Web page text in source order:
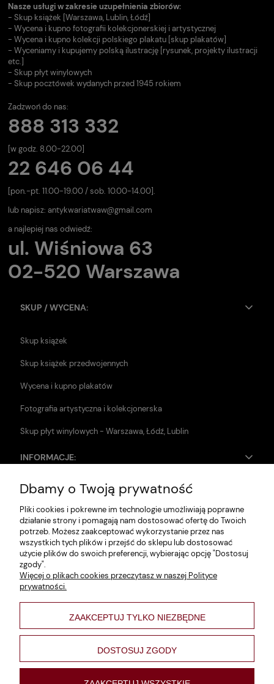
Nasze usługi w zakresie uzupełnienia zbiorów:
- Skup książek [Warszawa, Lublin, Łódź]
- Wycena i kupno fotografii kolekcjonerskiej i artystycznej
- Wycena i kupno kolekcji polskiego plakatu [skup plakatów]
- Wyceniamy i kupujemy polską ilustrację [rysunek, projekty ilustracji
etc.]
- Skup płyt winylowych
- Skup pocztówek wydanych przed 1945 rokiem
Zadzwoń do nas:
888 313 332
[w godz. 8.00-22.00]
22 646 06 44
[pon.-pt. 11.00-19.00 / sob. 10.00-14.00].
lub napisz: antykwariatwaw@gmail.com
a najlepiej nas odwiedź:
ul. Wiśniowa 63
02-520 Warszawa
SKUP / WYCENA:
Skup książek
Skup książek przedwojennych
Wycena i kupno plakatów
Fotografia artystyczna i kolekcjonerska
Skup płyt winylowych - Warszawa, Łódź, Lublin
INFORMACJE:
Zwroty i reklamacje
Dane firmy
Jak szukać?
Polityka prywatności
Regulamin
Poltyka cookies
varsaviana
Nowości
Dbamy o Twoją prywatność
Pliki cookies i pokrewne im technologie umożliwiają poprawne
działanie strony i pomagają nam dostosować ofertę do Twoich
potrzeb. Możesz zaakceptować wykorzystanie przez nas
wszystkich tych plików i przejść do sklepu lub dostosować
użycie plików do swoich preferencji, wybierając opcję "Dostosuj
zgody".
Więcej o plikach cookies przeczytasz w naszej Polityce
prywatności.
ZAAKCEPTUJ TYLKO NIEZBĘDNE
DOSTOSUJ ZGODY